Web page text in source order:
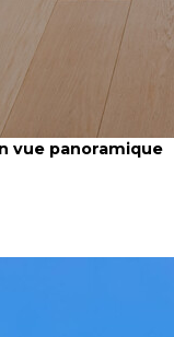
vue panoramique